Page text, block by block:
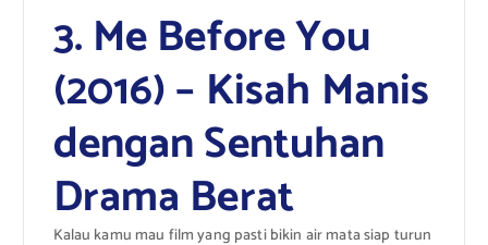
3. Me Before You
(2016) – Kisah Manis
dengan Sentuhan
Drama Berat
Kalau kamu mau film yang pasti bikin air mata siap turun